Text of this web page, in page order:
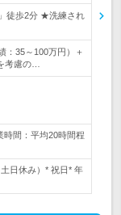
徒歩2分 ★洗練され
：35～100万円）＋
考慮の…
間：平均20時間程
日休み）* 祝日* 年